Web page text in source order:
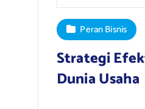
Peran Bisnis
Strategi
Dunia Usaha